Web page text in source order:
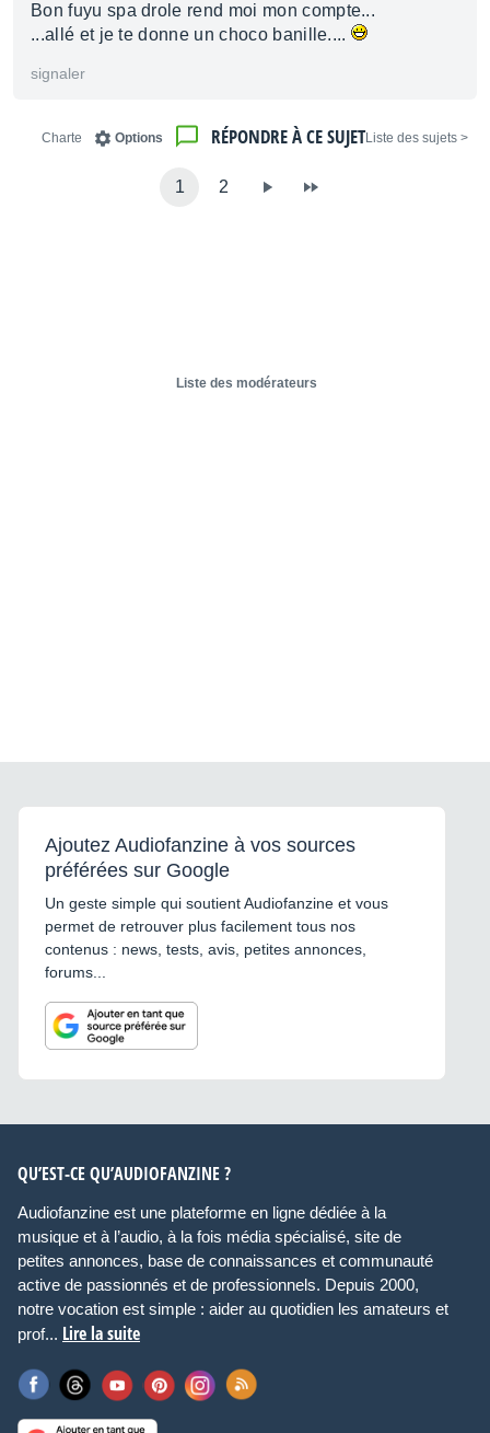
Bon fuyu spa drole rend moi mon compte...
...allé et je te donne un choco banille....
signaler
< Liste des sujets
RÉPONDRE À CE SUJET
Options
Charte
1 2
Liste des modérateurs
Ajoutez Audiofanzine à vos sources
préférées sur Google
Un geste simple qui soutient Audiofanzine et vous
permet de retrouver plus facilement tous nos
contenus : news, tests, avis, petites annonces,
forums...
QU’EST-CE QU’AUDIOFANZINE ?
Audiofanzine est une plateforme en ligne dédiée à la
musique et à l’audio, à la fois média spécialisé, site de
petites annonces, base de connaissances et communauté
active de passionnés et de professionnels. Depuis 2000,
notre vocation est simple : aider au quotidien les amateurs et
prof... Lire la suite